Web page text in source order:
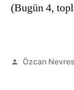
(Bugün 4,
Gönderen:
Özcan Nevres